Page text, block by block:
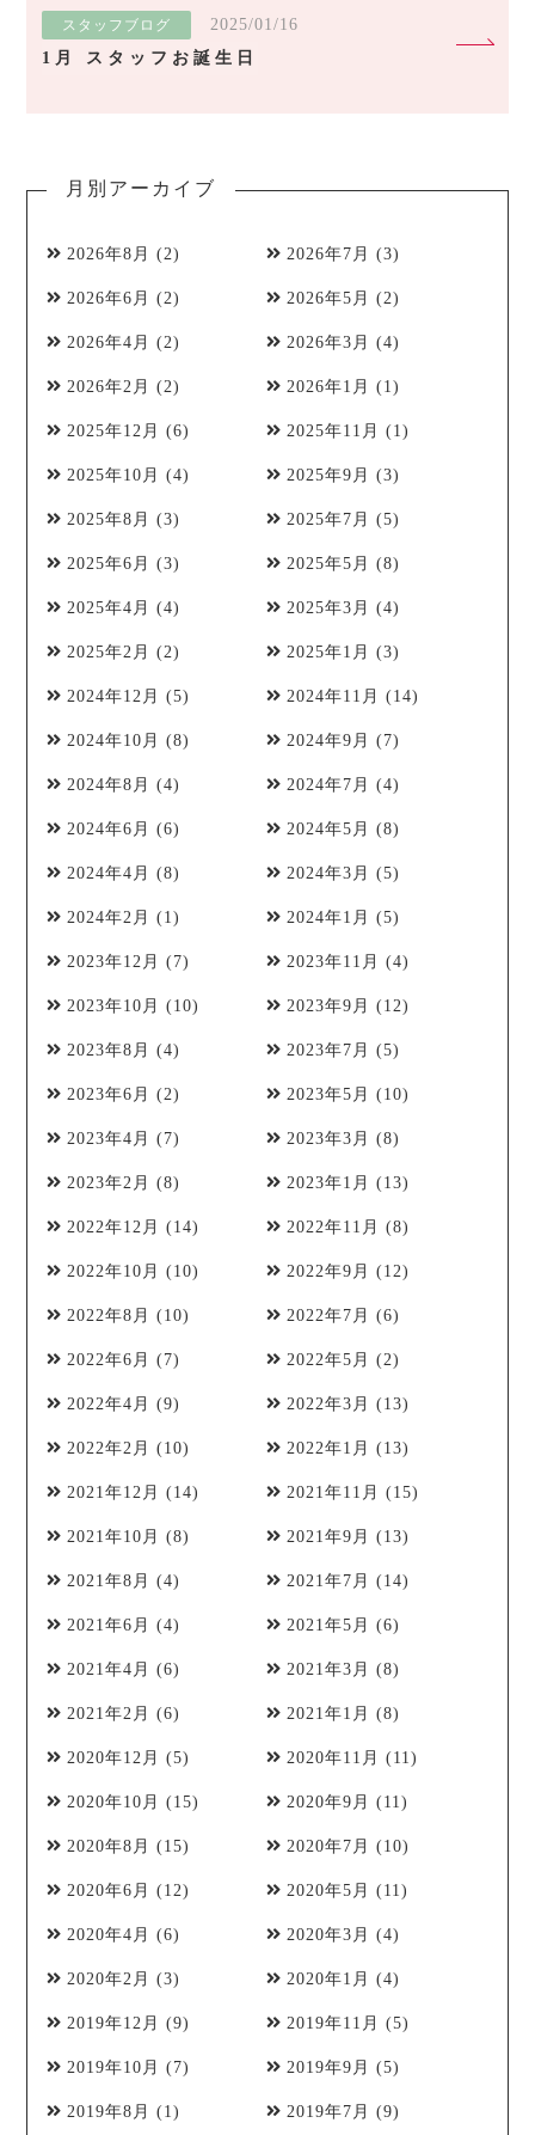
スタッフブログ
2025/01/16
1月 スタッフお誕生日
月別アーカイブ
2026年8月 (2) 2026年7月 (3)
2026年6月 (2) 2026年5月 (2)
2026年4月 (2) 2026年3月 (4)
2026年2月 (2) 2026年1月 (1)
2025年12月 (6) 2025年11月 (1)
2025年10月 (4) 2025年9月 (3)
2025年8月 (3) 2025年7月 (5)
2025年6月 (3) 2025年5月 (8)
2025年4月 (4) 2025年3月 (4)
2025年2月 (2) 2025年1月 (3)
2024年12月 (5) 2024年11月 (14)
2024年10月 (8) 2024年9月 (7)
2024年8月 (4) 2024年7月 (4)
2024年6月 (6) 2024年5月 (8)
2024年4月 (8) 2024年3月 (5)
2024年2月 (1) 2024年1月 (5)
2023年12月 (7) 2023年11月 (4)
2023年10月 (10) 2023年9月 (12)
2023年8月 (4) 2023年7月 (5)
2023年6月 (2) 2023年5月 (10)
2023年4月 (7) 2023年3月 (8)
2023年2月 (8) 2023年1月 (13)
2022年12月 (14) 2022年11月 (8)
2022年10月 (10) 2022年9月 (12)
2022年8月 (10) 2022年7月 (6)
2022年6月 (7) 2022年5月 (2)
2022年4月 (9) 2022年3月 (13)
2022年2月 (10) 2022年1月 (13)
2021年12月 (14) 2021年11月 (15)
2021年10月 (8) 2021年9月 (13)
2021年8月 (4) 2021年7月 (14)
2021年6月 (4) 2021年5月 (6)
2021年4月 (6) 2021年3月 (8)
2021年2月 (6) 2021年1月 (8)
2020年12月 (5) 2020年11月 (11)
2020年10月 (15) 2020年9月 (11)
2020年8月 (15) 2020年7月 (10)
2020年6月 (12) 2020年5月 (11)
2020年4月 (6) 2020年3月 (4)
2020年2月 (3) 2020年1月 (4)
2019年12月 (9) 2019年11月 (5)
2019年10月 (7) 2019年9月 (5)
2019年8月 (1) 2019年7月 (9)